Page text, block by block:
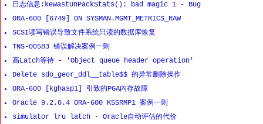
日志信息:kewastUnPackStats(): bad magic 1 - Bug
ORA-600 [6749] ON SYSMAN.MGMT_METRICS_RAW
SCSI读写错误导致文件系统只读的数据库恢复
TNS-00583 错误解决案例一则
高Latch等待 - 'Object queue header operation'
Delete sdo_geor_ddl__table$$ 的异常删除操作
ORA-600 [kghasp1] 引致的PGA内存故障
Oracle 9.2.0.4 ORA-600 KSSRMP1 案例一则
simulator lru latch - Oracle自动评估的代价